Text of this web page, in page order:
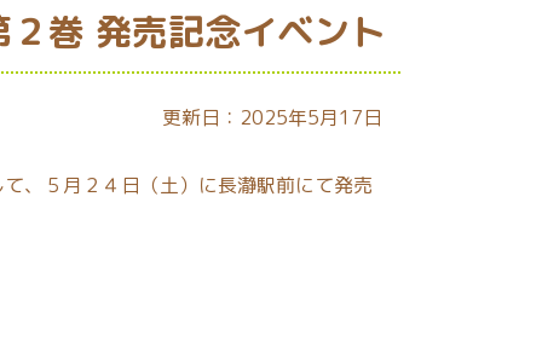
巻 発売記念イベント
更新日：2025年5月17日
、５月２４日（土）に長瀞駅前にて発売